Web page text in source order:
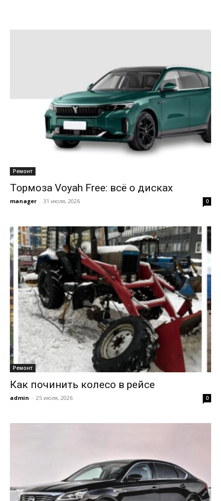
Ремонт
Тормоза Voyah Free: всё о дисках
manager - 31 июля, 2026 0
Ремонт
Как починить колесо в рейсе
admin - 25 июля, 2026 0